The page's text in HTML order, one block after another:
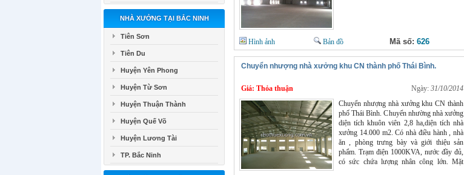
NHÀ XƯỞNG TẠI BẮC NINH
Tiên Sơn
Tiên Du
Huyện Yên Phong
Huyện Từ Sơn
Huyện Thuận Thành
Huyện Quế Võ
Huyện Lương Tài
TP. Bắc Ninh
Hình ảnh Bản đồ Mã số: 626
Chuyển nhượng nhà xưởng khu CN thành phố Thái Bình.
Giá: Thỏa thuận Ngày: 31/10/2014
Chuyển nhượng nhà xưởng khu CN thành
phố Thái Bình. Chuyển nhường nhà xưởng
diện tích khuôn viên 2,8 ha,diện tích nhà
xưởng 14.000 m2. Có nhà điều hành , nhà
ăn , phòng trưng bày và giới thiệu sản
phẩm. Trạm điện 1000KVA, nước đầy đủ,
có sức chứa lượng nhân công lớn. Mặt